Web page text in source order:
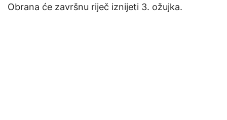
Obrana će završnu riječ iznijeti 3. ožujka.